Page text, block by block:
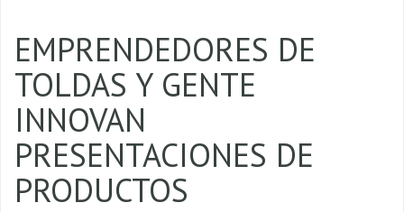
EMPRENDEDORES DE
TOLDAS Y GENTE
INNOVAN
PRESENTACIONES DE
PRODUCTOS